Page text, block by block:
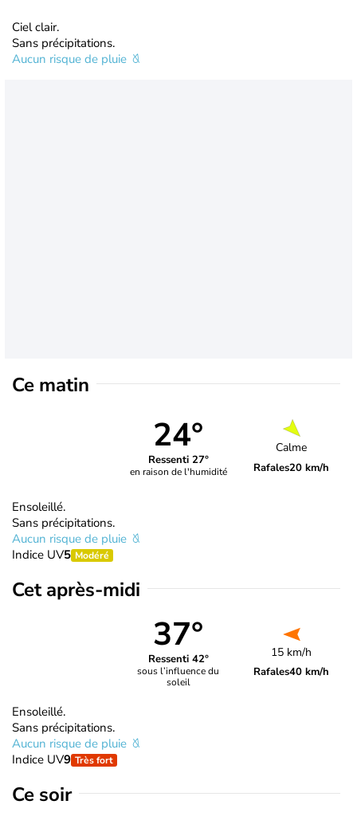
Ciel clair.
Sans précipitations.
Aucun risque de pluie
Ce matin
24°
Ressenti 27°
en raison de l'humidité
Calme
Rafales20 km/h
Ensoleillé.
Sans précipitations.
Aucun risque de pluie
Indice UV5 Modéré
Cet après-midi
37°
Ressenti 42°
sous l’influence du
soleil
15 km/h
Rafales40 km/h
Ensoleillé.
Sans précipitations.
Aucun risque de pluie
Indice UV9 Très fort
Ce soir